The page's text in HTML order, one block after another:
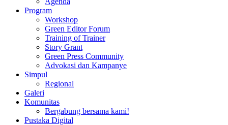
Program
Workshop
Green Editor Forum
Training of Trainer
Story Grant
Green Press Community
Advokasi dan Kampanye
Simpul
Regional
Galeri
Komunitas
Bergabung bersama kami!
Pustaka Digital